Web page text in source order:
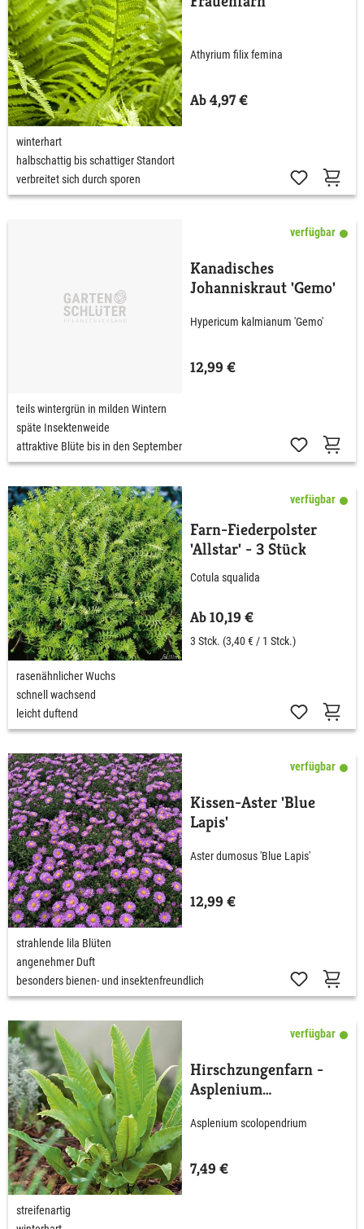
Athyrium filix femina
Ab 4,97 €
winterhart
halbschattig bis schattiger Standort
verbreitet sich durch sporen
verfügbar
Kanadisches
Johanniskraut 'Gemo'
Hypericum kalmianum 'Gemo'
12,99 €
teils wintergrün in milden Wintern
späte Insektenweide
attraktive Blüte bis in den September
verfügbar
Farn-Fiederpolster
'Allstar' - 3 Stück
Cotula squalida
Ab 10,19 €
3 Stck. (3,40 € / 1 Stck.)
rasenähnlicher Wuchs
schnell wachsend
leicht duftend
verfügbar
Kissen-Aster 'Blue
Lapis'
Aster dumosus 'Blue Lapis'
12,99 €
strahlende lila Blüten
angenehmer Duft
besonders bienen- und insektenfreundlich
verfügbar
Hirschzungenfarn -
Asplenium
Asplenium scolopendrium
7,49 €
streifenartig